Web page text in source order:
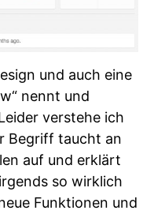
und auch eine
nennt und
verstehe ich
Begriff taucht an
auf und erklärt
so wirklich
Funktionen und